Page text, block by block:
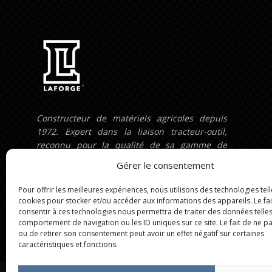
Gérer le consentement
Pour offrir les meilleures expériences, nous utilisons des technologies
cookies pour stocker et/ou accéder aux informations des appareils. Le
consentir à ces technologies nous permettra de traiter des données
comportement de navigation ou les ID uniques sur ce site. Le fait de ne
ou de retirer son consentement peut avoir un effet négatif sur certaines
caractéristiques et fonctions.
Constructeur de matériels agricoles depuis
1972. Expert dans la liaison tracteur-outil,
reconnu pour la qualité de sa gamme de